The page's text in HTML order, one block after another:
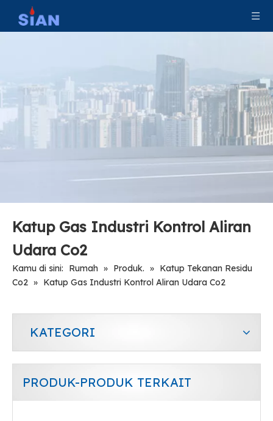
Katup Gas Industri Kontrol Aliran
Udara Co2
Kamu di sini: Rumah » Produk. » Katup Tekanan Residu
Co2 » Katup Gas Industri Kontrol Aliran Udara Co2
KATEGORI
PRODUK-PRODUK TERKAIT
Katup Silinder Gas Kontrol Keamanan Co2 Pengunci Katup Pengisi Tangki LPG
Katup LPG Industri Pengurang Tekanan OEM / ODM